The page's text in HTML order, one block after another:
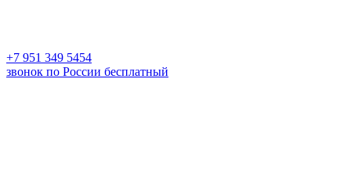
+7 951 349 5454
звонок по России бесплатный